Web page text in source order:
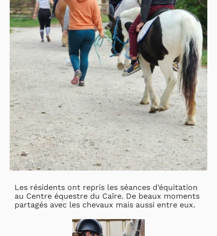
Les résidents ont repris les séances d’équitation
au Centre équestre du Caïre. De beaux moments
partagés avec les chevaux mais aussi entre eux.